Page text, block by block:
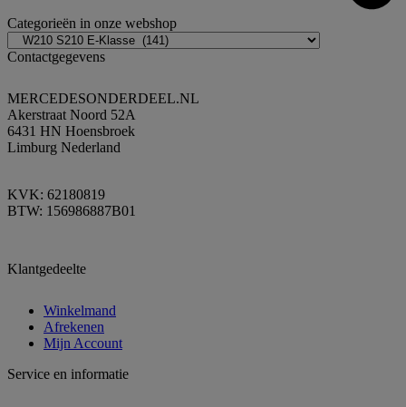
Categorieën in onze webshop
Contactgegevens
MERCEDESONDERDEEL.NL
Akerstraat Noord 52A
6431 HN Hoensbroek
Limburg Nederland
KVK: 62180819
BTW: 156986887B01
Klantgedeelte
Winkelmand
Afrekenen
Mijn Account
Service en informatie